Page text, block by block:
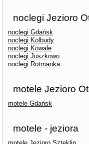
noclegi Jezioro
noclegi Gdańsk
noclegi Kolbudy
noclegi Kowale
noclegi Juszkowo
noclegi Rotmanka
motele Jezioro
motele Gdańsk
motele - jeziora